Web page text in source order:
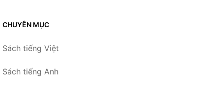
CHUYÊN MỤC
Sách tiếng Việt
Sách tiếng Anh